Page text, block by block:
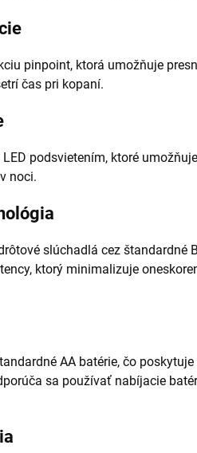
pinpoint, ktorá umožňuje
čas pri kopaní.
podsvietením, ktoré
noci.
slúchadlá cez štandardné
ktorý minimalizuje
AA batérie, čo
sa používať nabíjacie